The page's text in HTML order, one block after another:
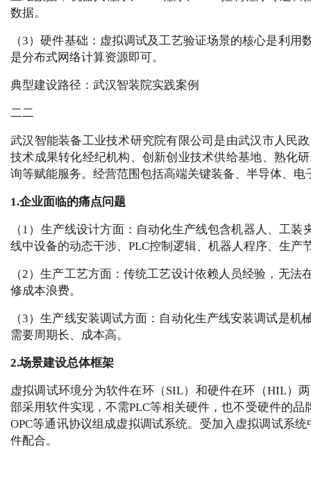
数据。
（3）硬件基础：虚拟调试及工艺验证场景的核心是利
是分布式网络计算资源即可。
典型建设路径：武汉智装院实践案例
二二
武汉智能装备工业技术研究院有限公司是由武汉市人民
技术成果转化经纪机构、创新创业技术供给基地、熟化
询等赋能服务。经营范围包括高端关键装备、半导体、
1.企业面临的痛点问题
（1）生产线设计方面：自动化生产线包含机器人、工
线中设备的动态干涉、PLC控制逻辑、机器人程序、生产
（2）生产工艺方面：传统工艺设计依赖人员经验，无
修成本浪费。
（3）生产线安装调试方面：自动化生产线安装调试是
需要周期长、成本高。
2.场景建设总体框架
虚拟调试环境分为软件在环（SIL）和硬件在环（HIL）
部采用软件实现，不需PLC等相关硬件，也不受硬件的
OPC等通讯协议组成虚拟调试系统。受加入虚拟调试系
件配合。